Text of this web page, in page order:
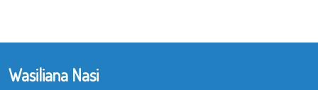
Wasiliana Nasi